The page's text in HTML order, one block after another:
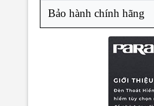
Bảo hành chính hãng